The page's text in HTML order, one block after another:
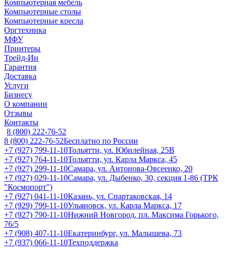
Компьютерная мебель
Компьютерные столы
Компьютерные кресла
Оргтехника
МФУ
Принтеры
Трейд-Ин
Гарантия
Доставка
Услуги
Бизнесу
О компании
Отзывы
Контакты
8 (800) 222-76-52
8 (800) 222-76-52Бесплатно по России
+7 (927) 799-11-10Тольятти, ул. Юбилейная, 25В
+7 (927) 764-11-10Тольятти, ул. Карла Маркса, 45
+7 (927) 299-11-10Самара, ул. Антонова-Овсеенко, 20
+7 (927) 029-11-10Самара, ул. Дыбенко, 30, секция 1-86 (ТРК
"Космопорт")
+7 (927) 041-11-10Казань, ул. Спартаковская, 14
+7 (929) 799-11-10Ульяновск, ул. Карла Маркса, 17
+7 (927) 790-11-10Нижний Новгород, пл. Максима Горького,
76/5
+7 (908) 407-11-10Екатеринбург, ул. Малышева, 73
+7 (937) 066-11-10Техподдержка